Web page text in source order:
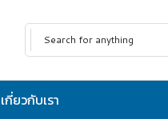
เกี่ยวกับเรา